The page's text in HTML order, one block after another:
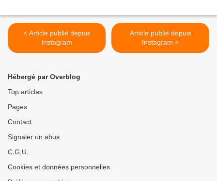
< Article publié depuis
Instagram
Article publié depuis
Instagram >
Hébergé par Overblog
Top articles
Pages
Contact
Signaler un abus
C.G.U.
Cookies et données personnelles